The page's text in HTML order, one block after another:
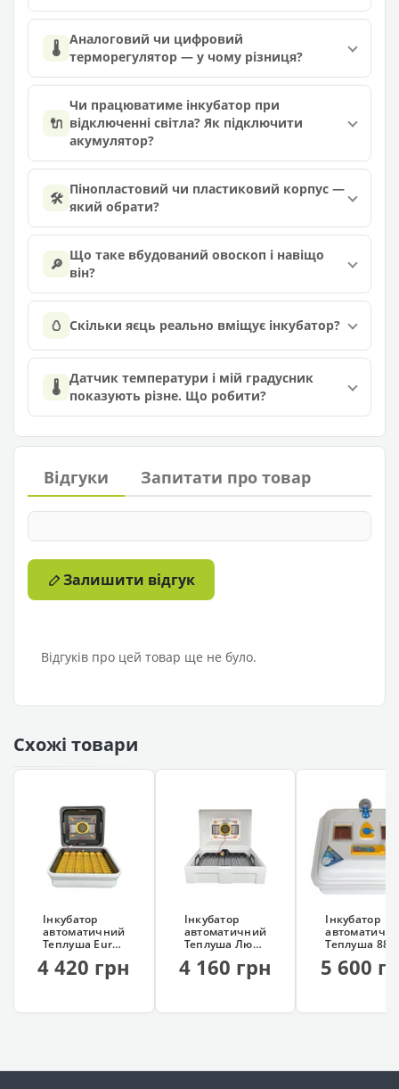
🌡️ Аналоговий чи цифровий
терморегулятор — у чому різниця?
🔌
Чи працюватиме інкубатор при
відключенні світла? Як підключити
акумулятор?
🛠️ Пінопластовий чи пластиковий корпус —
який обрати?
🔎 Що таке вбудований овоскоп і навіщо
він?
🥚 Скільки яєць реально вміщує інкубатор?
🌡️ Датчик температури і мій градусник
показують різне. Що робити?
Відгуки Запитати про товар
Залишити відгук
Відгуків про цей товар ще не було.
Схожі товари
Інкубатор
автоматичний
Теплуша Euro
220/12В
4 420 грн
Інкубатор
автоматичний
Теплуша Люкс
4 160 грн
Інкубатор
Теплуша 88
(220/12в)
5 600